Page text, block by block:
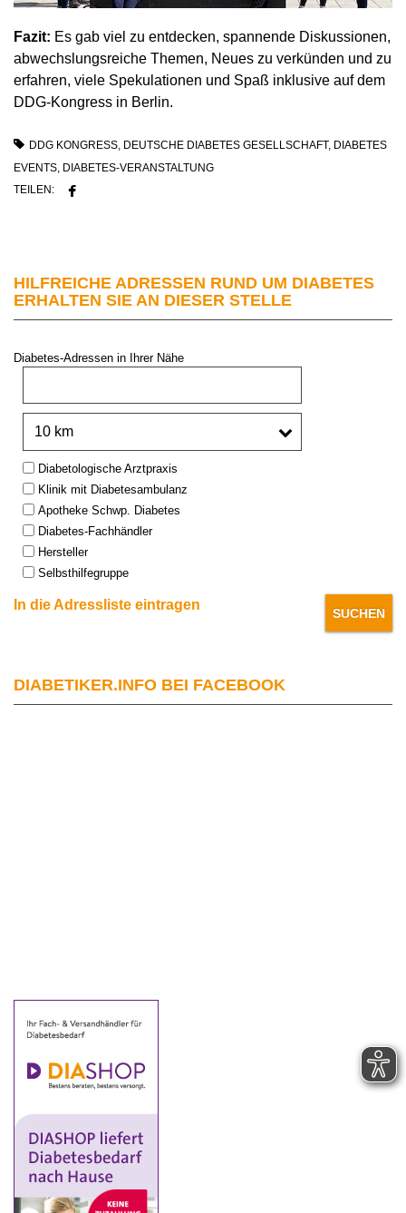
Fazit: Es gab viel zu entdecken, spannende Diskussionen,
abwechslungsreiche Themen, Neues zu verkünden und zu
erfahren, viele Spekulationen und Spaß inklusive auf dem
DDG-Kongress in Berlin.
DDG KONGRESS, DEUTSCHE DIABETES GESELLSCHAFT, DIABETES
EVENTS, DIABETES-VERANSTALTUNG
TEILEN:
HILFREICHE ADRESSEN RUND UM DIABETES
ERHALTEN SIE AN DIESER STELLE
Diabetes-Adressen in Ihrer Nähe
Type:Diabetologische Arztpraxis
Klinik mit Diabetesambulanz
Apotheke Schwp. Diabetes
Diabetes-Fachhändler
Hersteller
Selbsthilfegruppe
In die Adressliste eintragen
DIABETIKER.INFO BEI FACEBOOK